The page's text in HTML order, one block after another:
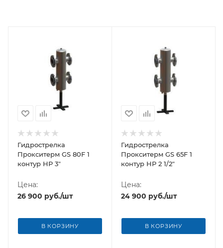
Гидрострелка
Прокситерм GS 80F 1
контур НР 3"
Цена:
26 900 руб./шт
В КОРЗИНУ
Гидрострелка
Прокситерм GS 65F 1
контур НР 2 1/2"
Цена:
24 900 руб./шт
В КОРЗИНУ